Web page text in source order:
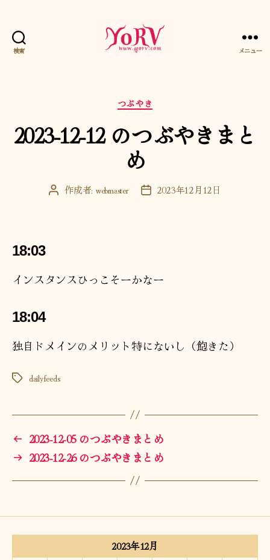
検索 メニュー
カ
テ
ゴ
リ
ー
つぶやき
2023-12-12 のつぶやきまと
め
投 作成者: webmaster
投 2023年12月12日
18:03
インスタンスひっこそーかなー
18:04
独自ドメインのメリット特にないし（飽きた）
タ
dailyfeeds
← 2023-12-05 のつぶやきまとめ
→ 2023-12-26 のつぶやきまとめ
2023年12月